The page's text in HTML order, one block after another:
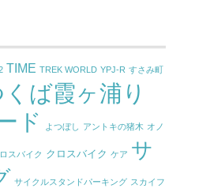
TIME TREK WORLD YPJ-R すさみ町
くば霞ヶ浦り
ド
よつぼし アントキの猪木 オノ
スバイク クロスバイク ケア サ
サイクルスタンドパーキング スカイフ